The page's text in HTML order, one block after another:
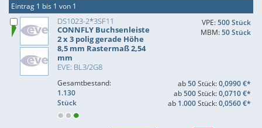
Eintrag 1 bis 1 von 1
DS1023-2*3SF11
CONNFLY Buchsenleiste
2 x 3 polig gerade Höhe
8,5 mm Rastermaß 2,54
mm
EVE: BL3/2G8
VPE:500 Stück
MBM:50 Stück
Gesamtbestand:
1.130
Stück
ab50Stück:0,0990 €*
ab500Stück:0,0710 €*
ab 1.000Stück:0,0560 €*